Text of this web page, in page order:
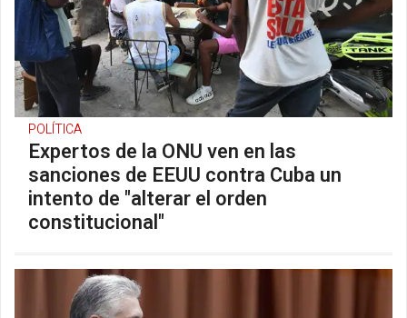
POLÍTICA
Expertos de la ONU ven en las
sanciones de EEUU contra Cuba un
intento de "alterar el orden
constitucional"